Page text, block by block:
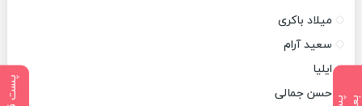
میلاد باکری
سعید آرام
ایلیا
حسن جمالی